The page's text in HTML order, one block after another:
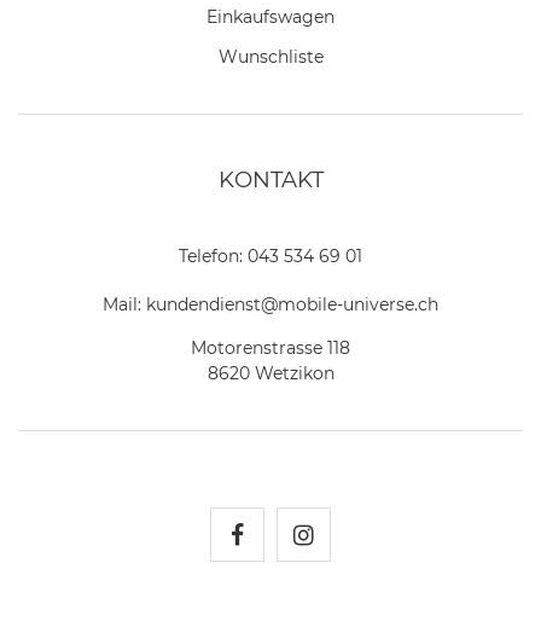
Einkaufswagen
Wunschliste
KONTAKT
Telefon: 043 534 69 01
Mail: kundendienst@mobile-universe.ch
Motorenstrasse 118
8620 Wetzikon